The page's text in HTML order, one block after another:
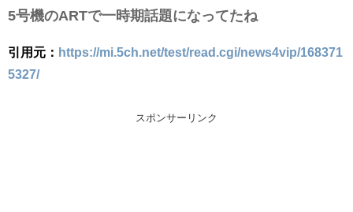
5号機のARTで一時期話題になってたね
引用元： https://mi.5ch.net/test/read.cgi/news4vip/168371
5327/
スポンサーリンク